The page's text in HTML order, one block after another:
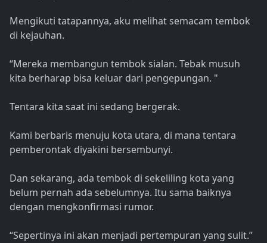
Mengikuti tatapannya, aku melihat semacam tembok
di kejauhan.
“Mereka membangun tembok sialan. Tebak musuh
kita berharap bisa keluar dari pengepungan. "
Tentara kita saat ini sedang bergerak.
Kami berbaris menuju kota utara, di mana tentara
pemberontak diyakini bersembunyi.
Dan sekarang, ada tembok di sekeliling kota yang
belum pernah ada sebelumnya. Itu sama baiknya
dengan mengkonfirmasi rumor.
“Sepertinya ini akan menjadi pertempuran yang sulit.”